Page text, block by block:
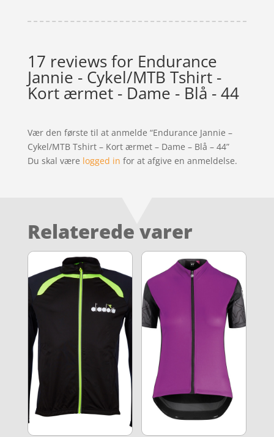
17 reviews for Endurance
Jannie - Cykel/MTB Tshirt -
Kort ærmet - Dame - Blå - 44
Vær den første til at anmelde “Endurance Jannie –
Cykel/MTB Tshirt – Kort ærmet – Dame – Blå – 44”
Du skal være logged in for at afgive en anmeldelse.
Relaterede varer